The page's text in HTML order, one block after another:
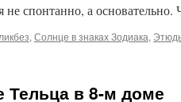
не спонтанно, а
, Солнце в знаках Зодиака,
Тельца в 8-м доме